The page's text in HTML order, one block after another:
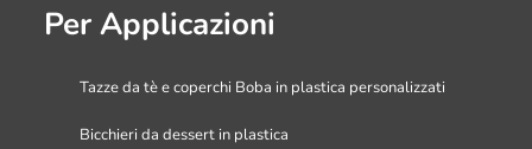
Per Applicazioni
Tazze da tè e coperchi Boba in plastica personalizzati
Bicchieri da dessert in plastica